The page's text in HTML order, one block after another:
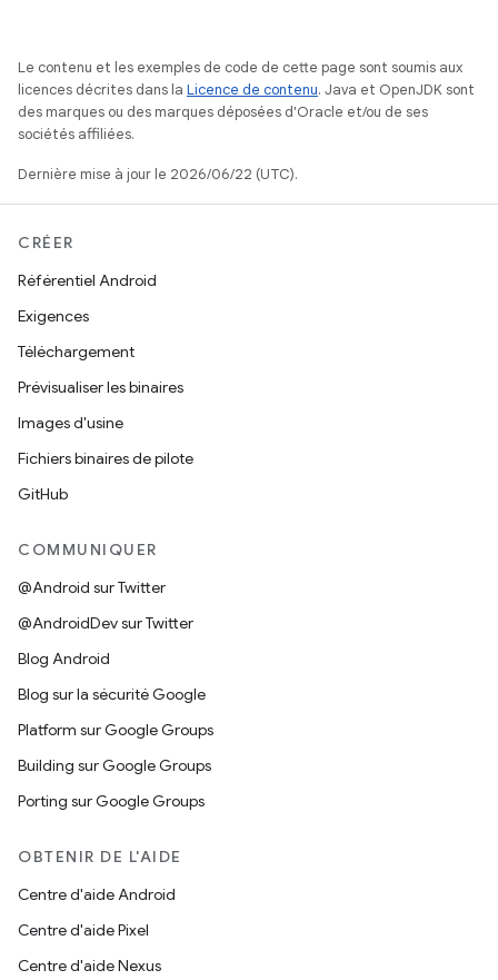
Le contenu et les exemples de code de cette page sont soumis aux
licences décrites dans la Licence de contenu. Java et OpenJDK sont
des marques ou des marques déposées d'Oracle et/ou de ses
sociétés affiliées.
Dernière mise à jour le 2026/06/22 (UTC).
CRÉER
Référentiel Android
Exigences
Téléchargement
Prévisualiser les binaires
Images d'usine
Fichiers binaires de pilote
GitHub
COMMUNIQUER
@Android sur Twitter
@AndroidDev sur Twitter
Blog Android
Blog sur la sécurité Google
Platform sur Google Groups
Building sur Google Groups
Porting sur Google Groups
OBTENIR DE L'AIDE
Centre d'aide Android
Centre d'aide Pixel
Centre d'aide Nexus